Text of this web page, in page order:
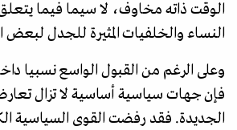
الوقت ذاته مخاوف، لا سيما فيما
النساء والخلفيات المثيرة للجدل لبعض
وعلى الرغم من القبول الواسع نسبيا
فإن جهات سياسية أساسية لا تزال
الجديدة. فقد رفضت القوى السياسية